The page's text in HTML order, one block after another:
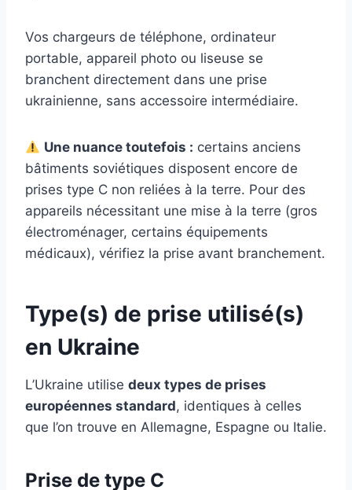
Vos chargeurs de téléphone, ordinateur
portable, appareil photo ou liseuse se
branchent directement dans une prise
ukrainienne, sans accessoire intermédiaire.
Une nuance toutefois : certains anciens
bâtiments soviétiques disposent encore de
prises type C non reliées à la terre. Pour des
appareils nécessitant une mise à la terre (gros
électroménager, certains équipements
médicaux), vérifiez la prise avant branchement.
Type(s) de prise utilisé(s)
en Ukraine
L’Ukraine utilise deux types de prises
européennes standard, identiques à celles
que l’on trouve en Allemagne, Espagne ou Italie.
Prise de type C